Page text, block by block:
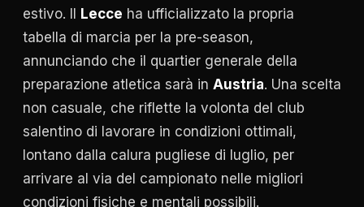
estivo. Il
Lecce ha ufficializzato la propria
tabella di marcia per la pre-season,
annunciando che il quartier generale della
preparazione atletica sarà in Austria. Una scelta
non casuale, che riflette la volonta del club
salentino di lavorare in condizioni ottimali,
lontano dalla calura pugliese di luglio, per
arrivare al via del campionato nelle migliori
condizioni fisiche e mentali possibili.